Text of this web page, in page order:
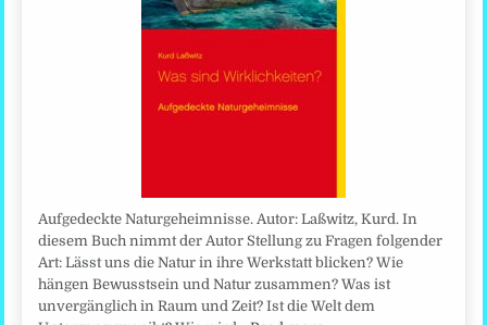
Aufgedeckte Naturgeheimnisse. Autor: Laßwitz, Kurd. In
diesem Buch nimmt der Autor Stellung zu Fragen folgender
Art: Lässt uns die Natur in ihre Werkstatt blicken? Wie
hängen Bewusstsein und Natur zusammen? Was ist
unvergänglich in Raum und Zeit? Ist die Welt dem